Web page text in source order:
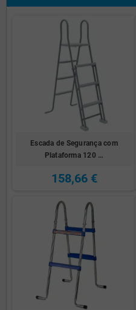
Escada de Segurança com
Plataforma 120 …
158,66 €